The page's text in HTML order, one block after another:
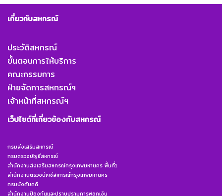
เกี่ยวกับสหกรณ์
ประวัติสหกรณ์
ขั้นตอนการให้บริการ
คณะกรรมการ
ฝ่ายจัดการสหกรณ์ฯ
เจ้าหน้าที่สหกรณ์ฯ
เว็ปไซต์ที่เกี่ยวข้องกับสหกรณ์
กรมส่งเสริมสหกรณ์
กรมตรวจบัญชีสหกรณ์
สำนักงานส่งเสริมสหกรณ์กรุงเทพมหานคร พื้นที่1
สำนักงานตรวจบัญชีสหกรณ์กรุงเทพมหานคร
กรมบังคับคดี
สำนักงานป้องกันและปราบปรามการฟอกเงิน